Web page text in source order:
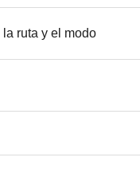
ruta y el modo